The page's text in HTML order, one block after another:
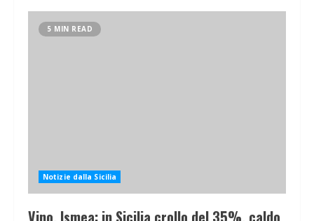
5 MIN READ
Notizie dalla Sicilia